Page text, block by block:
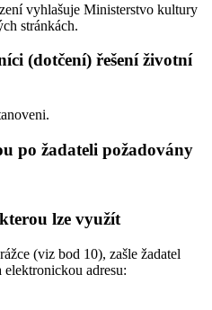
vyhlašuje Ministerstvo kultury
stránkách.
(dotčení) řešení životní
po žadateli požadovány
lze využít
(viz bod 10), zašle žadatel
adresu: